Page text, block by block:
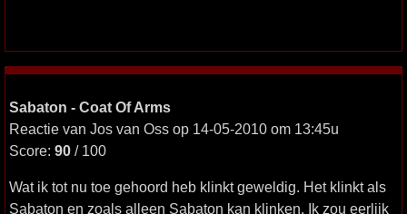
Sabaton - Coat Of Arms
Reactie van Jos van Oss op 14-05-2010 om 13:45u
Score: 90 / 100
Wat ik tot nu toe gehoord heb klinkt geweldig. Het klinkt als
Sabaton en zoals alleen Sabaton kan klinken. Ik zou eerlijk